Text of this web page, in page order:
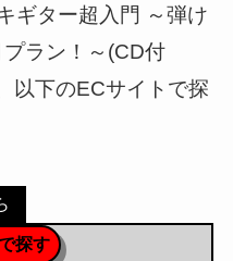
ギター超入門 ～弾け
ラン！～(CD付
以下のECサイトで探
探す